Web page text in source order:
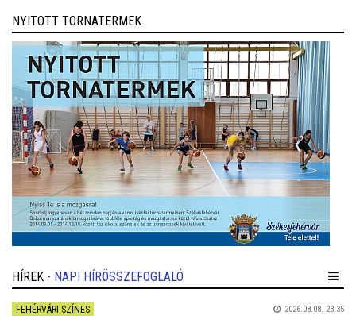
NYITOTT TORNATERMEK
HÍREK - NAPI HÍRÖSSZEFOGLALÓ
FEHÉRVÁRI SZÍNES 2026.08.08. 23:35